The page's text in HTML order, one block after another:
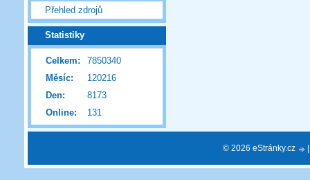
Přehled zdrojů
Statistiky
Online: 131
Celkem:
7850340
Měsíc:
120216
Den:
8173
© 2026 eStránky.cz